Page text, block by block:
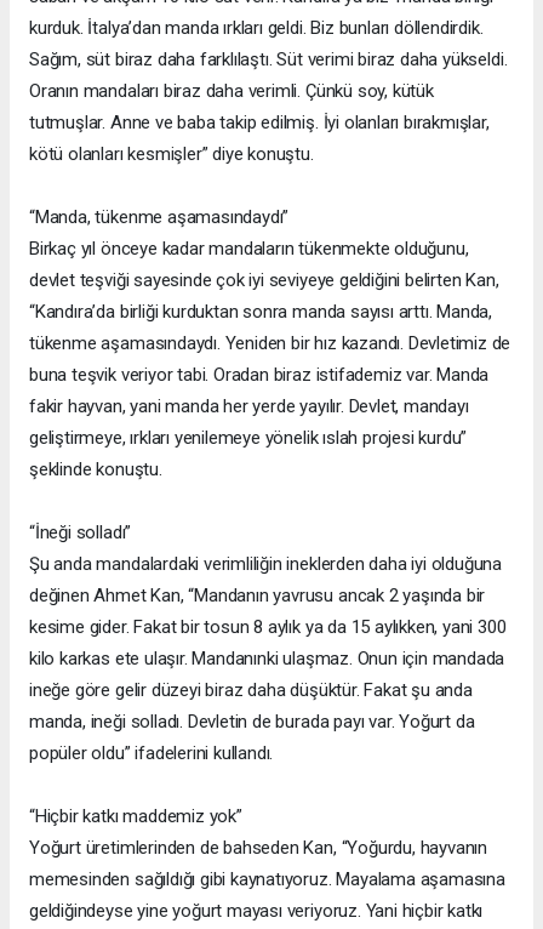
kurduk. İtalya’dan manda ırkları geldi. Biz bunları döllendirdik.
Sağım, süt biraz daha farklılaştı. Süt verimi biraz daha yükseldi.
Oranın mandaları biraz daha verimli. Çünkü soy, kütük
tutmuşlar. Anne ve baba takip edilmiş. İyi olanları bırakmışlar,
kötü olanları kesmişler” diye konuştu.
“Manda, tükenme aşamasındaydı”
Birkaç yıl önceye kadar mandaların tükenmekte olduğunu,
devlet teşviği sayesinde çok iyi seviyeye geldiğini belirten Kan,
“Kandıra’da birliği kurduktan sonra manda sayısı arttı. Manda,
tükenme aşamasındaydı. Yeniden bir hız kazandı. Devletimiz de
buna teşvik veriyor tabi. Oradan biraz istifademiz var. Manda
fakir hayvan, yani manda her yerde yayılır. Devlet, mandayı
geliştirmeye, ırkları yenilemeye yönelik ıslah projesi kurdu”
şeklinde konuştu.
“İneği solladı”
Şu anda mandalardaki verimliliğin ineklerden daha iyi olduğuna
değinen Ahmet Kan, “Mandanın yavrusu ancak 2 yaşında bir
kesime gider. Fakat bir tosun 8 aylık ya da 15 aylıkken, yani 300
kilo karkas ete ulaşır. Mandanınki ulaşmaz. Onun için mandada
ineğe göre gelir düzeyi biraz daha düşüktür. Fakat şu anda
manda, ineği solladı. Devletin de burada payı var. Yoğurt da
popüler oldu” ifadelerini kullandı.
“Hiçbir katkı maddemiz yok”
Yoğurt üretimlerinden de bahseden Kan, “Yoğurdu, hayvanın
memesinden sağıldığı gibi kaynatıyoruz. Mayalama aşamasına
geldiğindeyse yine yoğurt mayası veriyoruz. Yani hiçbir katkı